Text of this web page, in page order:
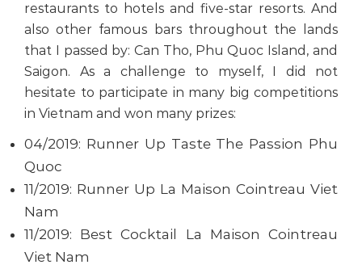
restaurants to hotels and five-star resorts. And
also other famous bars throughout the lands
that I passed by: Can Tho, Phu Quoc Island, and
Saigon. As a challenge to myself, I did not
hesitate to participate in many big competitions
in Vietnam and won many prizes:
04/2019: Runner Up Taste The Passion Phu
Quoc
11/2019: Runner Up La Maison Cointreau Viet
Nam
11/2019: Best Cocktail La Maison Cointreau
Viet Nam